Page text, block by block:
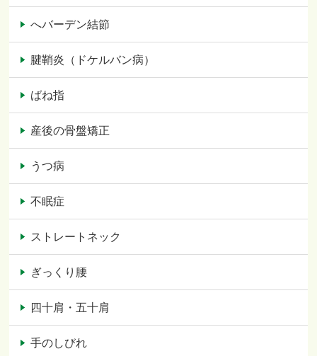
へバーデン結節
腱鞘炎（ドケルバン病）
ばね指
産後の骨盤矯正
うつ病
不眠症
ストレートネック
ぎっくり腰
四十肩・五十肩
手のしびれ